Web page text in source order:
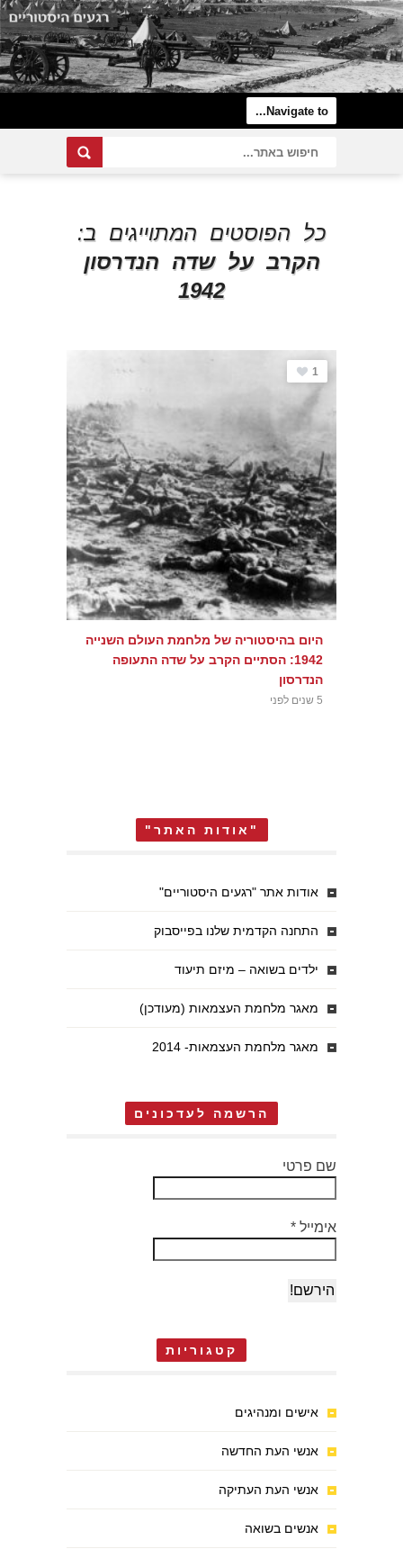
כל הפוסטים המתוייגים ב:
הקרב על שדה הנדרסון
1942
1
היום בהיסטוריה של מלחמת העולם השנייה
1942: הסתיים הקרב על שדה התעופה
הנדרסון
5 שנים לפני
"אודות האתר"
אודות אתר "רגעים היסטוריים"
התחנה הקדמית שלנו בפייסבוק
ילדים בשואה – מיזם תיעוד
מאגר מלחמת העצמאות (מעודכן)
מאגר מלחמת העצמאות- 2014
הרשמה לעדכונים
שם פרטי
אימייל *
קטגוריות
אישים ומנהיגים
אנשי העת החדשה
אנשי העת העתיקה
אנשים בשואה